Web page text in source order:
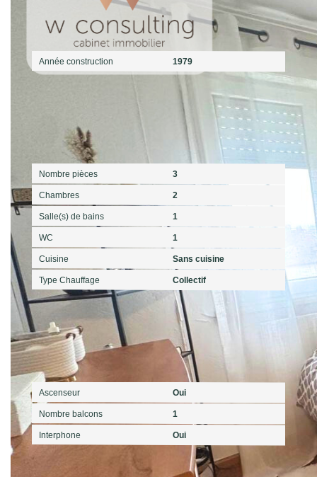
Extérieur
Année construction 1979
Intérieur
Nombre pièces 3
Chambres 2
Salle(s) de bains 1
WC 1
Cuisine Sans cuisine
Type Chauffage Collectif
Autres
Ascenseur Oui
Nombre balcons 1
Interphone Oui